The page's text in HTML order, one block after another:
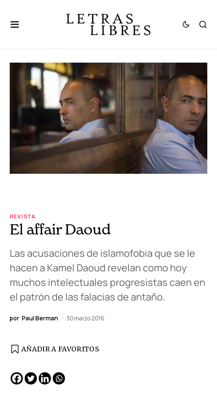
REVISTA
El affair Daoud
Las acusaciones de islamofobia que se le
hacen a Kamel Daoud revelan como hoy
muchos intelectuales progresistas caen en
el patrón de las falacias de antaño.
por Paul Berman 30 marzo 2016
AÑADIR A FAVORITOS